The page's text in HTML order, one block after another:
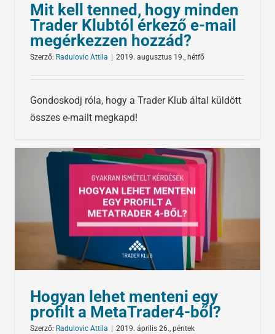
Mit kell tenned, hogy minden
Trader Klubtól érkező e-mail
megérkezzen hozzád?
Szerző: Radulovic Attila 2019. augusztus 19., hétfő
Gondoskodj róla, hogy a Trader Klub által küldött
összes e-mailt megkapd!
Hogyan lehet menteni egy
profilt a MetaTrader4-ből?
Szerző: Radulovic Attila 2019. április 26., péntek